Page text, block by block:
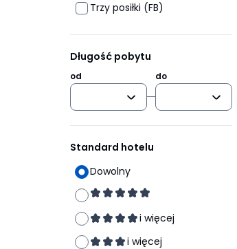
Trzy posiłki (FB)
Długość pobytu
od do
Standard hotelu
Dowolny
i więcej
i więcej